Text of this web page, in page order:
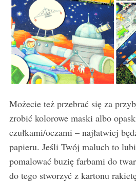
Możecie też przebrać się za
zrobić kolorowe maski albo
czułkami/oczami – najłatwiej
papieru. Jeśli Twój maluch to
pomalować buzię farbami do
do tego stworzyć z kartonu